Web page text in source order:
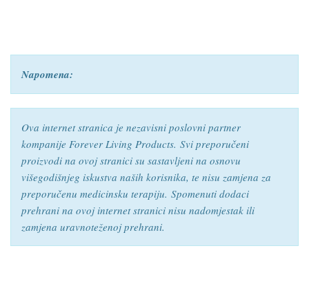
Napomena:
Ova internet stranica je nezavisni poslovni partner
kompanije Forever Living Products. Svi preporučeni
proizvodi na ovoj stranici su sastavljeni na osnovu
višegodišnjeg iskustva naših korisnika, te nisu zamjena za
preporučenu medicinsku terapiju. Spomenuti dodaci
prehrani na ovoj internet stranici nisu nadomjestak ili
zamjena uravnoteženoj prehrani.